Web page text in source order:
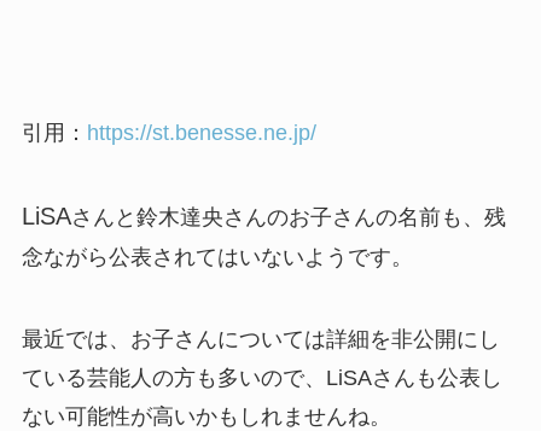
引用： https://st.benesse.ne.jp/
LiSAさんと鈴木達央さんのお子さんの名前も、残
念ながら公表されてはいないようです。
最近では、お子さんについては詳細を非公開にし
ている芸能人の方も多いので、LiSAさんも公表し
ない可能性が高いかもしれませんね。